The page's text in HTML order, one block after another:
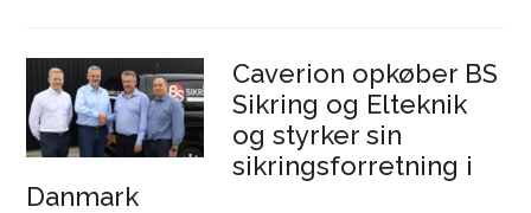
Caverion opkøber BS
Sikring og Elteknik
og styrker sin
sikringsforretning i
Danmark